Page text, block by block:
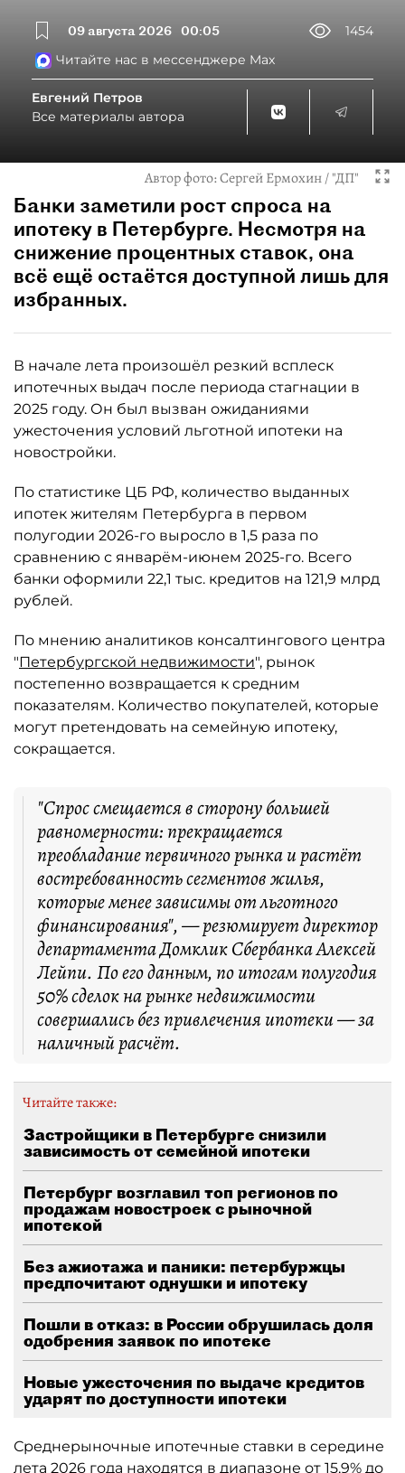
09 августа 2026 00:05
1454
Читайте нас в мессенджере Max
Евгений Петров
Все материалы автора
Автор фото:Сергей Ермохин / "ДП"
Банки заметили рост спроса на
ипотеку в Петербурге. Несмотря на
снижение процентных ставок, она
всё ещё остаётся доступной лишь для
избранных.
В начале лета произошёл резкий всплеск
ипотечных выдач после периода стагнации в
2025 году. Он был вызван ожиданиями
ужесточения условий льготной ипотеки на
новостройки.
По статистике ЦБ РФ, количество выданных
ипотек жителям Петербурга в первом
полугодии 2026-го выросло в 1,5 раза по
сравнению с январём-июнем 2025-го. Всего
банки оформили 22,1 тыс. кредитов на 121,9 млрд
рублей.
По мнению аналитиков консалтингового центра
"Петербургской недвижимости", рынок
постепенно возвращается к средним
показателям. Количество покупателей, которые
могут претендовать на семейную ипотеку,
сокращается.
"Спрос смещается в сторону большей
равномерности: прекращается
преобладание первичного рынка и растёт
востребованность сегментов жилья,
которые менее зависимы от льготного
финансирования", — резюмирует директор
департамента Домклик Сбербанка Алексей
Лейпи. По его данным, по итогам полугодия
50% сделок на рынке недвижимости
совершались без привлечения ипотеки — за
наличный расчёт.
Читайте также:
Застройщики в Петербурге снизили
зависимость от семейной ипотеки
Петербург возглавил топ регионов по
продажам новостроек с рыночной
ипотекой
Без ажиотажа и паники: петербуржцы
предпочитают однушки и ипотеку
Пошли в отказ: в России обрушилась доля
одобрения заявок по ипотеке
Новые ужесточения по выдаче кредитов
ударят по доступности ипотеки
Среднерыночные ипотечные ставки в середине
лета 2026 года находятся в диапазоне от 15,9% до